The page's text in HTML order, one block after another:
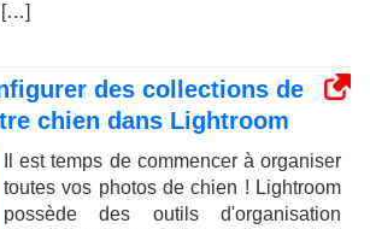
[…]
des collections de
chien dans Lightroom
Il est temps de commencer à organiser
toutes vos photos de chien ! Lightroom
possède des outils d'organisation